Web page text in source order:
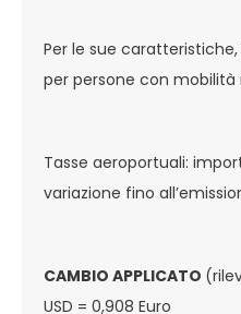
Per le sue
per persone con
Tasse aeroportuali:
variazione fino
CAMBIO APPLICATO
USD = 0,908 Euro